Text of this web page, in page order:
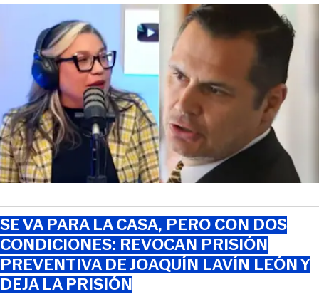
SE VA PARA LA CASA, PERO CON DOS
CONDICIONES: REVOCAN PRISIÓN
PREVENTIVA DE JOAQUÍN LAVÍN LEÓN Y
DEJA LA PRISIÓN